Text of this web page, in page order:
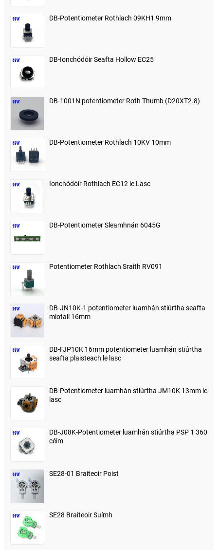
DB-Potentiometer Rothlach 09KH1 9mm
DB-Ionchódóir Seafta Hollow EC25
DB-1001N potentiometer Roth Thumb (D20XT2.8)
DB-Potentiometer Rothlach 10KV 10mm
Ionchódóir Rothlach EC12 le Lasc
DB-Potentiometer Sleamhnán 6045G
Potentiometer Rothlach Sraith RV091
DB-JN10K-1 potentiometer luamhán stiúrtha seafta
miotail 16mm
DB-FJP10K 16mm potentiometer luamhán stiúrtha
seafta plaisteach le lasc
DB-Potentiometer luamhán stiúrtha JM10K 13mm le
lasc
DB-J08K-Potentiometer luamhán stiúrtha PSP 1 360
céim
SE28-01 Braiteoir Poist
SE28 Braiteoir Suímh